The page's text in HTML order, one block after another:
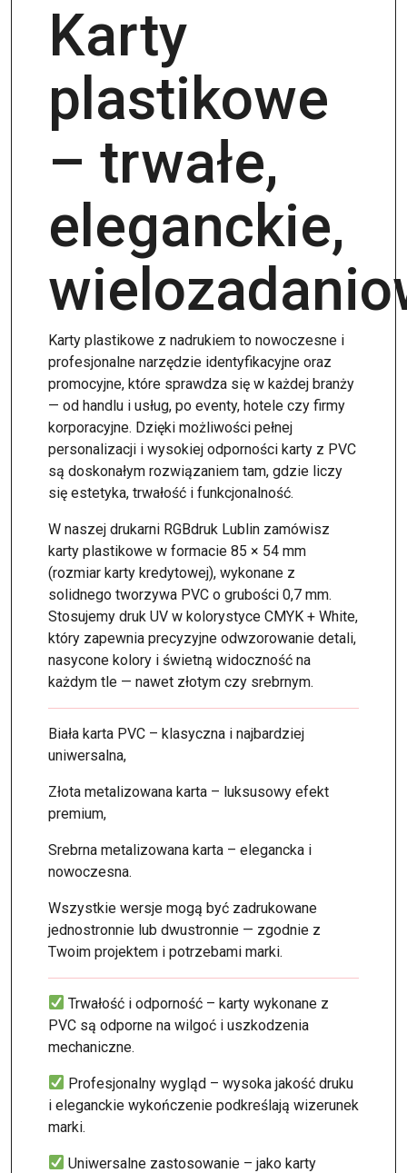
Karty
plastikowe
– trwałe,
eleganckie,
Karty plastikowe z nadrukiem to nowoczesne i
profesjonalne narzędzie identyfikacyjne oraz
promocyjne, które sprawdza się w każdej branży
— od handlu i usług, po eventy, hotele czy firmy
korporacyjne. Dzięki możliwości pełnej
personalizacji i wysokiej odporności karty z PVC
są doskonałym rozwiązaniem tam, gdzie liczy
się estetyka, trwałość i funkcjonalność.
W naszej drukarni RGBdruk Lublin zamówisz
karty plastikowe w formacie 85 × 54 mm
(rozmiar karty kredytowej), wykonane z
solidnego tworzywa PVC o grubości 0,7 mm.
Stosujemy druk UV w kolorystyce CMYK + White,
który zapewnia precyzyjne odwzorowanie detali,
nasycone kolory i świetną widoczność na
każdym tle — nawet złotym czy srebrnym.
Biała karta PVC – klasyczna i najbardziej
uniwersalna,
Złota metalizowana karta – luksusowy efekt
premium,
Srebrna metalizowana karta – elegancka i
nowoczesna.
Wszystkie wersje mogą być zadrukowane
jednostronnie lub dwustronnie — zgodnie z
Twoim projektem i potrzebami marki.
Trwałość i odporność – karty wykonane z
PVC są odporne na wilgoć i uszkodzenia
mechaniczne.
Profesjonalny wygląd – wysoka jakość druku
i eleganckie wykończenie podkreślają wizerunek
marki.
Uniwersalne zastosowanie – jako karty